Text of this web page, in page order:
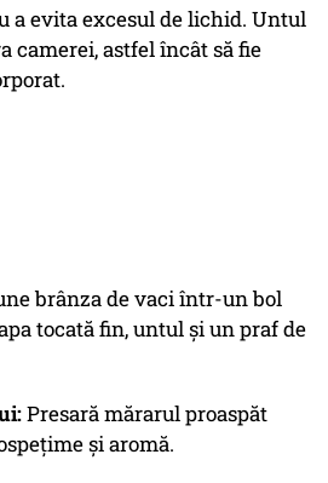
a evita excesul de lichid. Untul
camerei, astfel încât să fie
brânza de vaci într-un bol
tocată fin, untul și un praf de
Presară mărarul proaspăt
și aromă.